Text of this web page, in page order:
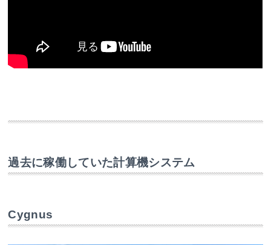
過去に稼働していた計算機システム
Cygnus